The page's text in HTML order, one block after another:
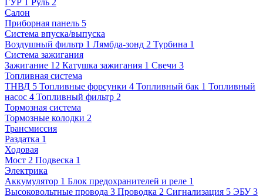
ГУР 1 Руль 2
Салон
Приборная панель 5
Система впуска/выпуска
Воздушный фильтр 1 Лямбда-зонд 2 Турбина 1
Система зажигания
Зажигание 12 Катушка зажигания 1 Свечи 3
Топливная система
ТНВД 5 Топливные форсунки 4 Топливный бак 1 Топливный
насос 4 Топливный фильтр 2
Тормозная система
Тормозные колодки 2
Трансмиссия
Раздатка 1
Ходовая
Мост 2 Подвеска 1
Электрика
Аккумулятор 1 Блок предохранителей и реле 1
Высоковольтные провода 3 Проводка 2 Сигнализация 5 ЭБУ 3